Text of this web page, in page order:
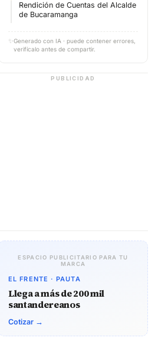
Rendición de Cuentas del Alcalde
de Bucaramanga
✨ Generado con IA · puede contener errores,
verifícalo antes de compartir.
PUBLICIDAD
ESPACIO PUBLICITARIO PARA TU
MARCA
EL FRENTE · PAUTA
Llega a más de 200 mil
santandereanos
Cotizar →